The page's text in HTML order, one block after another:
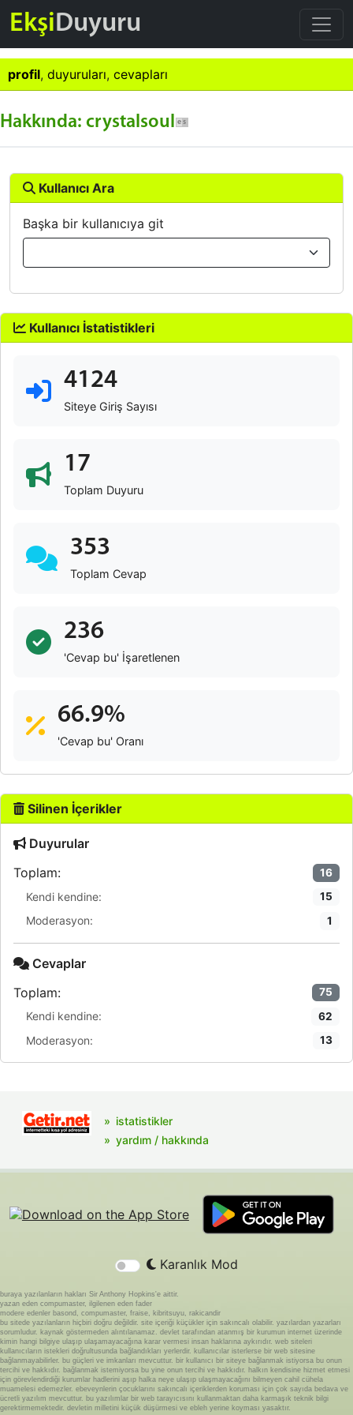
EkşiDuyuru
profil, duyuruları, cevapları
Hakkında: crystalsoul
Kullanıcı Ara
Başka bir kullanıcıya git
Kullanıcı İstatistikleri
4124
Siteye Giriş Sayısı
17
Toplam Duyuru
353
Toplam Cevap
236
'Cevap bu' İşaretlenen
66.9%
'Cevap bu' Oranı
Silinen İçerikler
Duyurular
Toplam:
16
Kendi kendine: 15
Moderasyon: 1
Cevaplar
Toplam:
75
Kendi kendine: 62
Moderasyon: 13
istatistikler
yardım / hakkında
Karanlık Mod
buraya yazılanların hakları Sir Anthony Hopkins'e aittir.
yazan eden compumaster, ilgilenen eden fader
modere edenler basond, compumaster, fraise, kibritsuyu, rakicandir
bu sitede yazılanların hiçbiri doğru değildir. site içeriği küçükler için sakıncalı olabilir. yazılardan yazarları
sorumludur. kaynak göstermeden alıntılanamaz. devlet tarafından atanmış bir kurumun internet üzerinde
kimin hangi bilgiye ulaşıp ulaşamayacağına karar vermesi insan haklarına aykırıdır. web siteleri
kullanıcıların istekleri doğrultusunda bağlandıkları yerlerdir. kullanıcılar isterlerse bir web sitesine
bağlanmayabilirler. bu güçleri ve imkanları mevcuttur. bir kullanıcı bir siteye bağlanmak istiyorsa bu onun
tercihi ve hakkıdır. bağlanmak istemiyorsa bu yine onun tercihi ve hakkıdır. halkın kendisine hizmet etmesi
için görevlendirdiği kurumlar hadlerini aşıp halka neye ulaşıp ulaşmayacağını bilmeyen cahil cühela
muamelesi edemezler. ebeveynlerin çocuklarını sakıncalı içeriklerden koruması için çok sayıda bedava ve
ücretli yazılım mevcuttur. bu yazılımlar bir web tarayıcısını kullanmaktan daha karmaşık teknik bilgi
gerektirmemektedir. devletin milletini küçük düşürmesi ve ebleh yerine koyması yasaktır.